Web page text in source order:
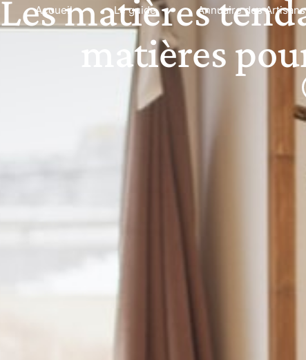
Accueil Le guide Annuaire des Artisans
Les matières
matières